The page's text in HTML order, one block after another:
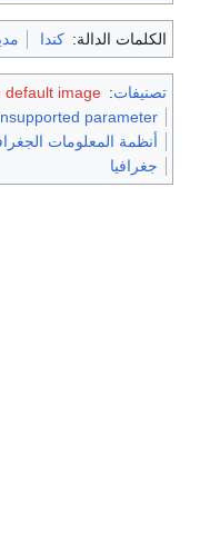
الكلمات الدالة: كندا
تصنيفات:
default image
parameter
أنظمة المعلومات
جغرافيا